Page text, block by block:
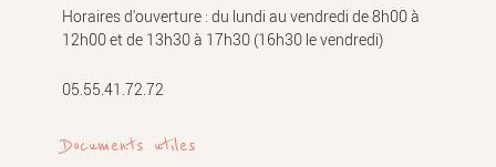
Horaires d'ouverture : du lundi au vendredi de 8h00 à
12h00 et de 13h30 à 17h30 (16h30 le vendredi)
05.55.41.72.72
Documents utiles